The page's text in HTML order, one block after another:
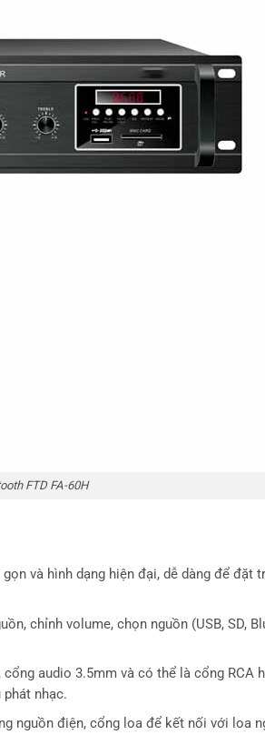
FTD FA-60H
và hình dạng hiện đại, dễ dàng để đặt
chỉnh volume, chọn nguồn (USB, SD,
audio 3.5mm và có thể là cổng RCA
nhạc.
nguồn điện, cổng loa để kết nối với loa